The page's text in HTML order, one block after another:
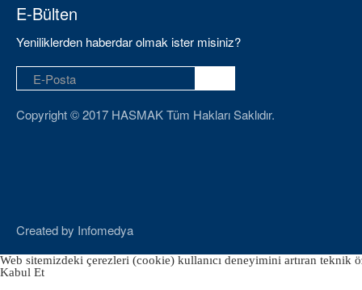
E-Bülten
Yeniliklerden haberdar olmak ister misiniz?
Copyright © 2017 HASMAK Tüm Hakları Saklıdır.
Created by Infomedya
Web sitemizdeki çerezleri (cookie) kullanıcı deneyimini artıran
Kabul Et